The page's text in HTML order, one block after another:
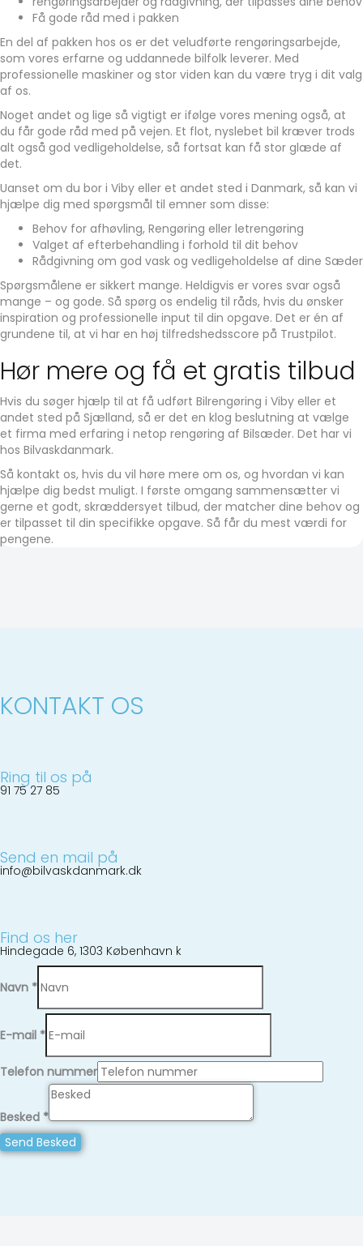
Få gode råd med i pakken
En del af pakken hos os er det veludførte rengøringsarbejde,
som vores erfarne og uddannede bilfolk leverer. Med
professionelle maskiner og stor viden kan du være tryg i dit valg
af os.
Noget andet og lige så vigtigt er ifølge vores mening også, at
du får gode råd med på vejen. Et flot, nyslebet bil kræver trods
alt også god vedligeholdelse, så fortsat kan få stor glæde af
det.
Uanset om du bor i Viby eller et andet sted i Danmark, så kan vi
hjælpe dig med spørgsmål til emner som disse:
Behov for afhøvling, Rengøring eller letrengøring
Valget af efterbehandling i forhold til dit behov
Rådgivning om god vask og vedligeholdelse af dine Sæder
Spørgsmålene er sikkert mange. Heldigvis er vores svar også
mange – og gode. Så spørg os endelig til råds, hvis du ønsker
inspiration og professionelle input til din opgave. Det er én af
grundene til, at vi har en høj tilfredshedsscore på Trustpilot.
Hør mere og få et gratis tilbud
Hvis du søger hjælp til at få udført Bilrengøring i Viby eller et
andet sted på Sjælland, så er det en klog beslutning at vælge
et firma med erfaring i netop rengøring af Bilsæder. Det har vi
hos Bilvaskdanmark.
Så kontakt os, hvis du vil høre mere om os, og hvordan vi kan
hjælpe dig bedst muligt. I første omgang sammensætter vi
gerne et godt, skræddersyet tilbud, der matcher dine behov og
er tilpasset til din specifikke opgave. Så får du mest værdi for
pengene.
KONTAKT OS
Ring til os på
91 75 27 85
Send en mail på
info@bilvaskdanmark.dk
Find os her
Hindegade 6, 1303 København k
Navn *
E-mail *
Telefon nummer
Besked *
Send Besked